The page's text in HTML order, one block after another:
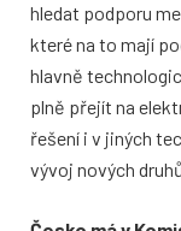
hledat podporu
které na to mají
hlavně
plně přejít na
řešení i v jiných
vývoj nových